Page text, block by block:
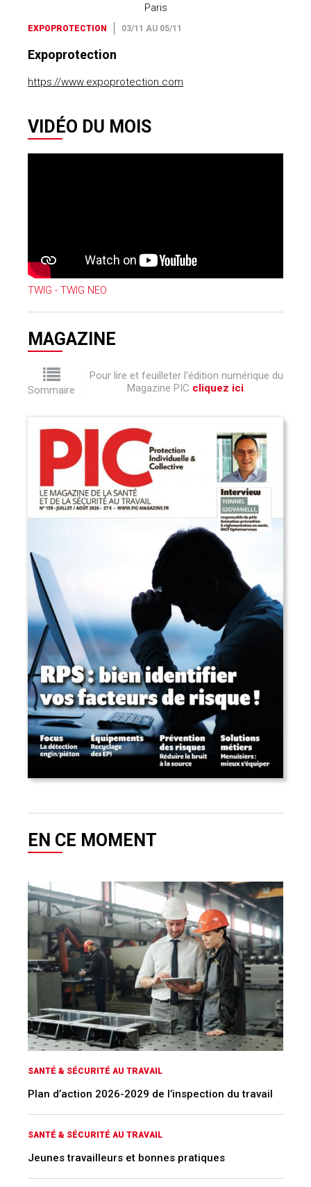
EXPOPROTECTION 03/11 AU 05/11
Expoprotection
https://www.expoprotection.com
Paris
VIDÉO DU MOIS
TWIG - TWIG NEO
MAGAZINE
Sommaire
Pour lire et feuilleter l'édition numérique du
Magazine PIC cliquez ici
EN CE MOMENT
SANTÉ & SÉCURITÉ AU TRAVAIL
Plan d’action 2026-2029 de l’inspection du travail
SANTÉ & SÉCURITÉ AU TRAVAIL
Jeunes travailleurs et bonnes pratiques